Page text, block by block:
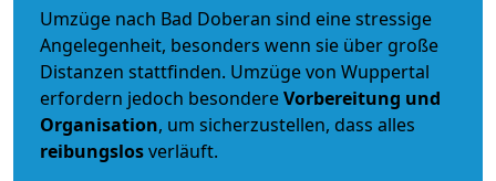
Umzüge nach Bad Doberan sind eine stressige
Angelegenheit, besonders wenn sie über große
Distanzen stattfinden. Umzüge von Wuppertal
erfordern jedoch besondereVorbereitung und
Organisation, um sicherzustellen, dass alles
reibungslosverläuft.